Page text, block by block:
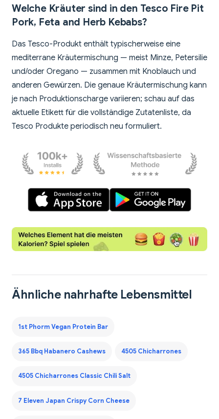
Welche Kräuter sind in den Tesco Fire Pit
Pork, Feta and Herb Kebabs?
Das Tesco-Produkt enthält typischerweise eine
mediterrane Kräutermischung — meist Minze, Petersilie
und/oder Oregano — zusammen mit Knoblauch und
anderen Gewürzen. Die genaue Kräutermischung kann
je nach Produktionscharge variieren; schau auf das
aktuelle Etikett für die vollständige Zutatenliste, da
Tesco Produkte periodisch neu formuliert.
Ähnliche nahrhafte Lebensmittel
1st Phorm Vegan Protein Bar
365 Bbq Habanero Cashews 4505 Chicharrones
4505 Chicharrones Classic Chili Salt
7 Eleven Japan Crispy Corn Cheese